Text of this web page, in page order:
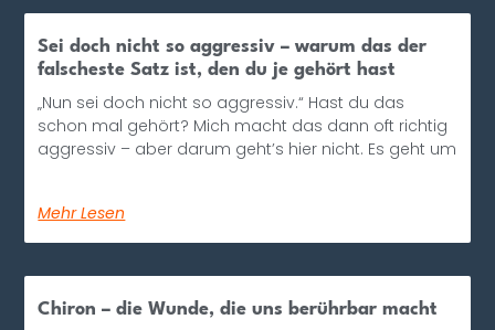
Sei doch nicht so aggressiv – warum das der
falscheste Satz ist, den du je gehört hast
„Nun sei doch nicht so aggressiv.“ Hast du das
schon mal gehört? Mich macht das dann oft richtig
aggressiv – aber darum geht’s hier nicht. Es geht um
Mehr Lesen
Chiron – die Wunde, die uns berührbar macht